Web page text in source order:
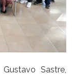
Sastre,